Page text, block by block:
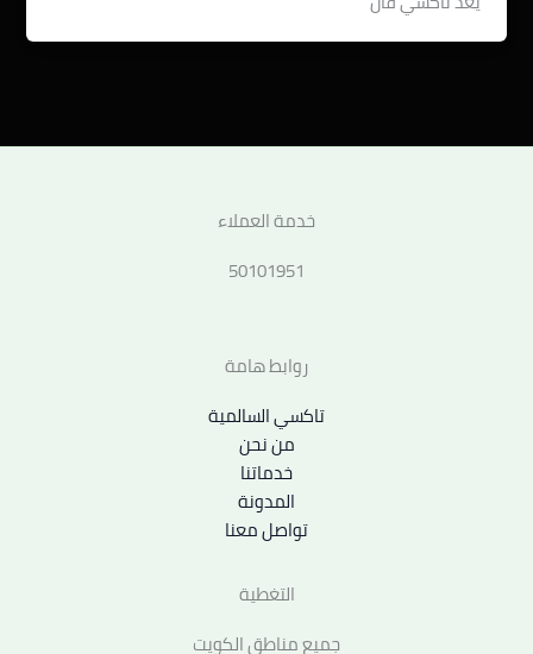
خدمة العملاء
50101951
روابط هامة
تاكسي السالمية
من نحن
خدماتنا
المدونة
تواصل معنا
التغطية
جميع مناطق الكويت